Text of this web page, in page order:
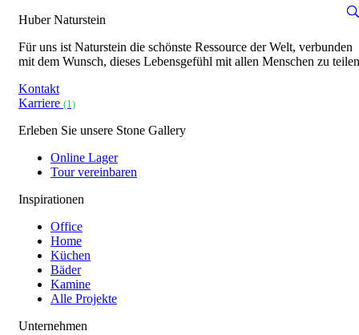
Huber Naturstein
Für uns ist Naturstein die schönste Ressource der Welt, verbunden
mit dem Wunsch, dieses Lebensgefühl mit allen Menschen zu
Kontakt
Karriere (1)
Erleben Sie unsere Stone Gallery
Online Lager
Tour vereinbaren
Inspirationen
Office
Home
Küchen
Bäder
Kamine
Alle Projekte
Unternehmen